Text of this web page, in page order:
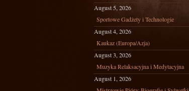
August 5, 2026
Sportowe Gadżety i Technologie
August 4, 2026
Kaukaz (Europa/Azja)
August 3, 2026
Muzyka Relaksacyjna i Medytacyjna
August 1, 2026